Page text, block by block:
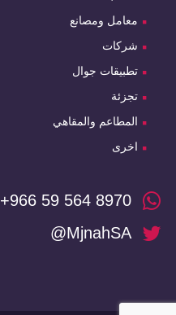
معامل ومصانع
شركات
تطبيقات جوال
تجزئة
المطاعم والمقاهي
اخرى
+966 59 564 8970
@MjnahSA